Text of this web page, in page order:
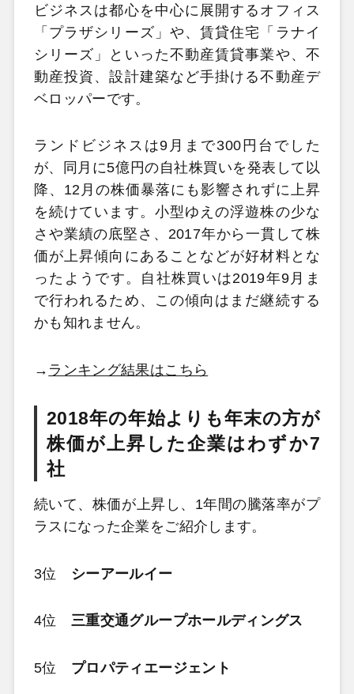
ビジネスは都心を中心に展開するオフィス
「プラザシリーズ」や、賃貸住宅「ラナイ
シリーズ」といった不動産賃貸事業や、不
動産投資、設計建築など手掛ける不動産デ
ベロッパーです。
ランドビジネスは9月まで300円台でした
が、同月に5億円の自社株買いを発表して以
降、12月の株価暴落にも影響されずに上昇
を続けています。小型ゆえの浮遊株の少な
さや業績の底堅さ、2017年から一貫して株
価が上昇傾向にあることなどが好材料とな
ったようです。自社株買いは2019年9月ま
で行われるため、この傾向はまだ継続する
かも知れません。
→ ランキング結果はこちら
2018年の年始よりも年末の方が
株価が上昇した企業はわずか7
社
続いて、株価が上昇し、1年間の騰落率がプ
ラスになった企業をご紹介します。
3位 シーアールイー
4位 三重交通グループホールディングス
5位 プロパティエージェント